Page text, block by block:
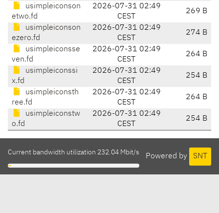
usimpleiconson
etwo.fd
2026-07-31 02:49
CEST
269 B
usimpleiconson
ezero.fd
2026-07-31 02:49
CEST
274 B
usimpleiconsse
ven.fd
2026-07-31 02:49
CEST
264 B
usimpleiconssi
x.fd
2026-07-31 02:49
CEST
254 B
usimpleiconsth
ree.fd
2026-07-31 02:49
CEST
264 B
usimpleiconstw
o.fd
2026-07-31 02:49
CEST
254 B
Powered by SNT
Current bandwidth utilization 232.04 Mbit/s